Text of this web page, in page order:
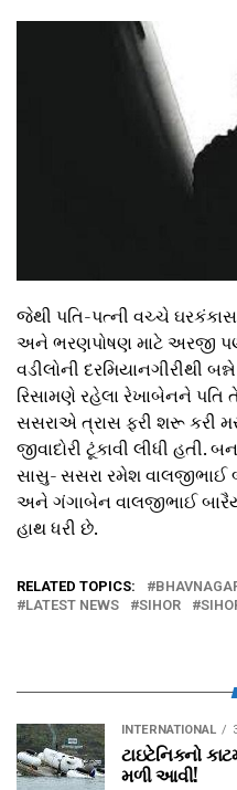
જેથી પતિ-પત્ની વચ્ચે
અને ભરણપોષણ માટે અરજી પણ
વડીલોની દરમિયાનગીરીથી
રિસામણે રહેલા રેખાબેનને પતિ
સસરાએ ત્રાસ ફરી શરૂ કરી
જીવાદોરી ટૂંકાવી લીધી હતી.
સાસુ- સસરા રમેશ વાલજીભાઈ
અને ગંગાબેન વાલજીભાઈ
હાથ ધરી છે.
RELATED TOPICS:
LATEST NEWS
SIHOR
INTERNATIONAL
ટાઇટેનિકનો
મળી આવી!